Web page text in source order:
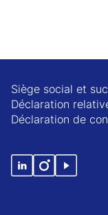
Siège social et
Déclaration
Déclaration de